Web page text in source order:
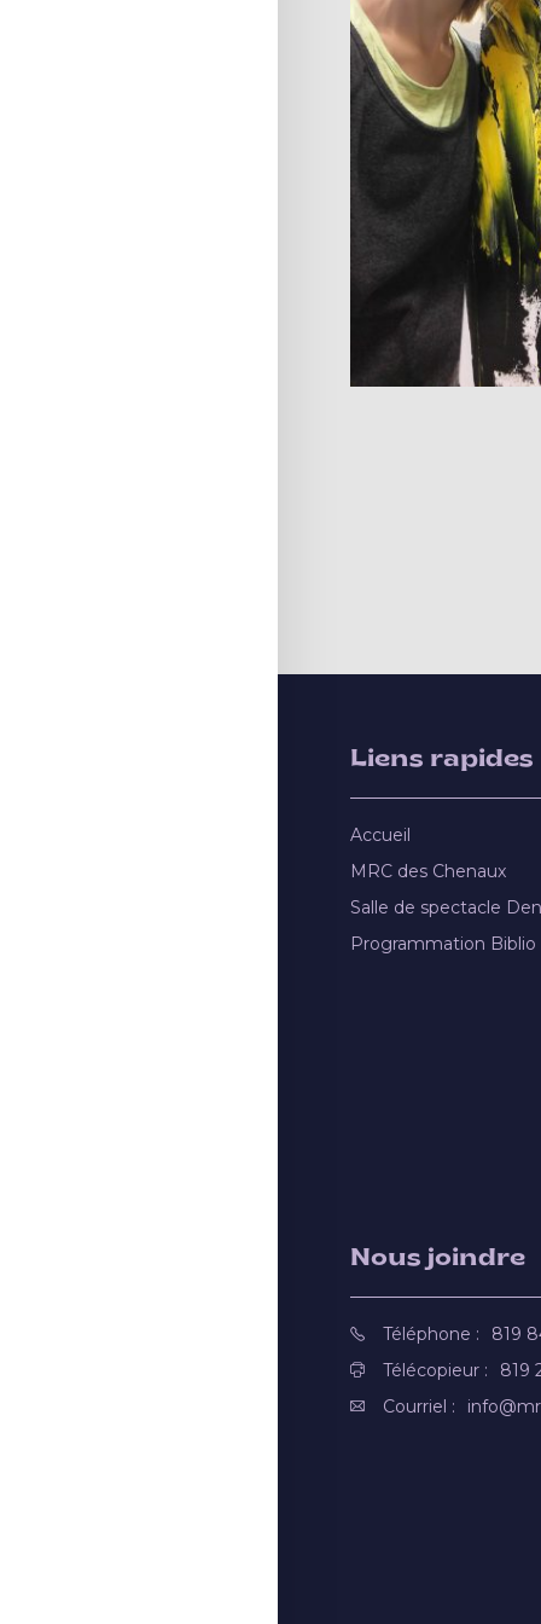
Liens rapides
Accueil
MRC des Chenaux
Salle de spectacle
Programmation Biblio
Nous joindre
Téléphone :
819
Télécopieur :
819
Courriel :